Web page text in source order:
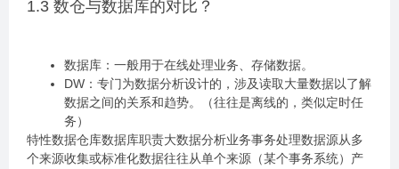
1.3 数仓与数据库的对比？
数据库：一般用于在线处理业务、存储数据。
DW：专门为数据分析设计的，涉及读取大量数据以了解
数据之间的关系和趋势。（往往是离线的，类似定时任
务）
特性数据仓库数据库职责大数据分析业务事务处理数据源从多
个来源收集或标准化数据往往从单个来源（某个事务系统）产